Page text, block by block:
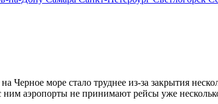
Черное море стало труднее из-за закрытия
ним аэропорты не принимают рейсы уже